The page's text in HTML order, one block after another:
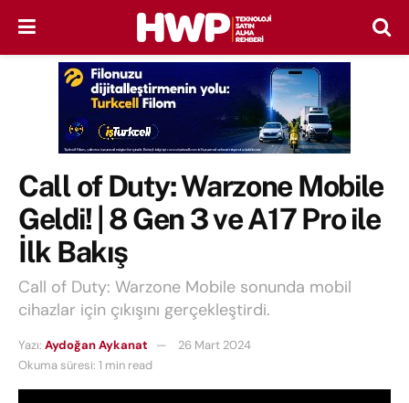
Call of Duty: Warzone Mobile
Geldi! | 8 Gen 3 ve A17 Pro ile
İlk Bakış
Call of Duty: Warzone Mobile sonunda mobil
cihazlar için çıkışını gerçekleştirdi.
Yazı: Aydoğan Aykanat
26 Mart 2024
Okuma süresi: 1 min read